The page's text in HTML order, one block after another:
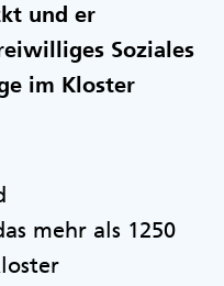
und er
Soziales
im Kloster
mehr als 1250